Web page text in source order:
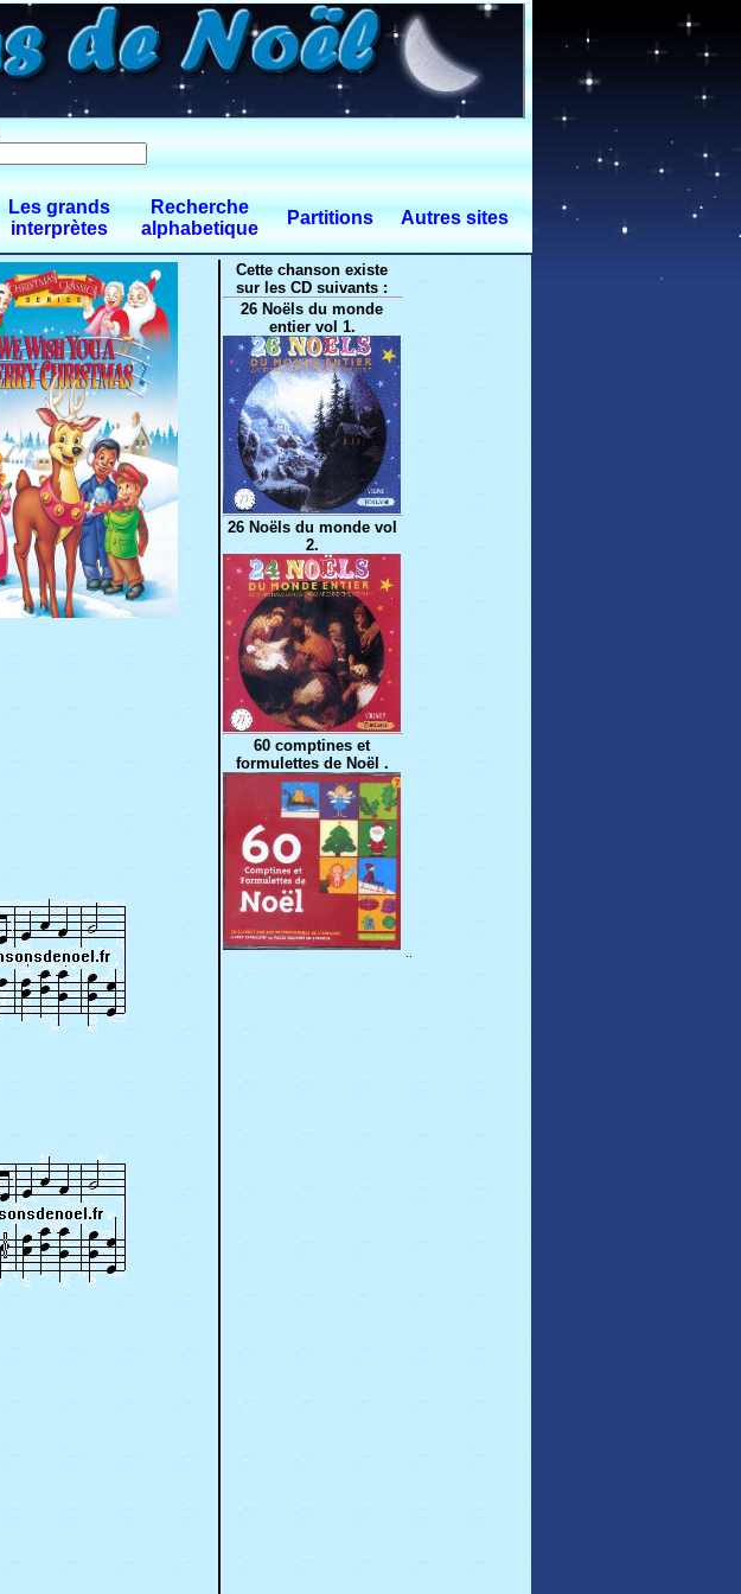
Les grands
interprètes
Recherche
alphabetique
Partitions Autres sites
Cette chanson existe
sur les CD suivants :
26 Noëls du monde
entier vol 1.
26 Noëls du monde vol
2.
60 comptines et
formulettes de Noël .